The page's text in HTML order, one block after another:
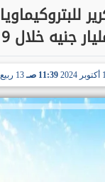
11:39 صـ 13 ربيع آخر 1446